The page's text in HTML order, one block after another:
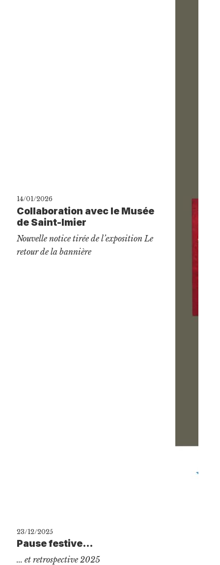
14/01/2026
Collaboration avec le Musée
de Saint-Imier
Nouvelle notice tirée de l’exposition Le
retour de la bannière
23/12/2025
Pause festive...
... et retrospective 2025